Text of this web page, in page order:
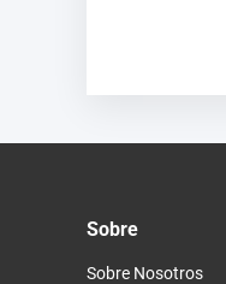
Sobre
Sobre Nosotros